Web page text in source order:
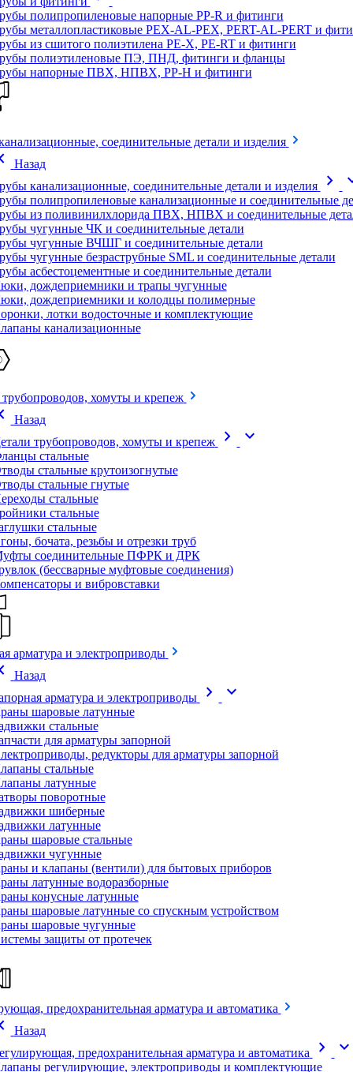
полипропиленовые напорные PP-R и фитинги
металлопластиковые PEX-AL-PEX, PERT-AL-PERT и
из сшитого полиэтилена PE-X, PE-RT и фитинги
полиэтиленовые ПЭ, ПНД, фитинги и фланцы
напорные ПВХ, НПВХ, PP-H и фитинги
соединительные детали и изделия
Назад
канализационные, соединительные детали и изделия
chevron_right
полипропиленовые канализационные и соединительные
из поливинилхлорида ПВХ, НПВХ и соединительные
чугунные ЧК и соединительные детали
чугунные ВЧШГ и соединительные детали
чугунные безраструбные SML и соединительные детали
асбестоцементные и соединительные детали
дождеприемники и трапы чугунные
дождеприемники и колодцы полимерные
лотки водосточные и комплектующие
канализационные
трубопроводов, хомуты и крепеж
Назад
трубопроводов, хомуты и крепеж
chevron_right expand_more
стальные
стальные крутоизогнутые
стальные гнутые
стальные
стальные
стальные
бочата, резьбы и отрезки труб
соединительные ПФРК и ДРК
(бессварные муфтовые соединения)
и вибровставки
арматура и электроприводы
Назад
арматура и электроприводы
chevron_right expand_more
шаровые латунные
стальные
для арматуры запорной
редукторы для арматуры запорной
стальные
латунные
поворотные
шиберные
латунные
шаровые стальные
чугунные
и клапаны (вентили) для бытовых приборов
латунные водоразборные
конусные латунные
шаровые латунные со спускным устройством
шаровые чугунные
защиты от протечек
предохранительная арматура и автоматика
Назад
предохранительная арматура и автоматика
chevron_right expand_more
регулирующие, электроприводы и комплектующие